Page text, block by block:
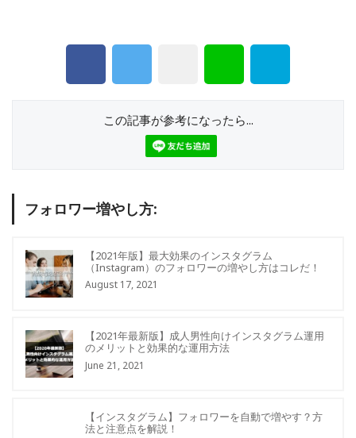
この記事が参考になったら...
フォロワー増やし方:
【2021年版】最大効果のインスタグラム
（Instagram）のフォロワーの増やし方はコレだ！
August 17, 2021
【2021年最新版】成人男性向けインスタグラム運用
のメリットと効果的な運用方法
June 21, 2021
【インスタグラム】フォロワーを自動で増やす？方
法と注意点を解説！